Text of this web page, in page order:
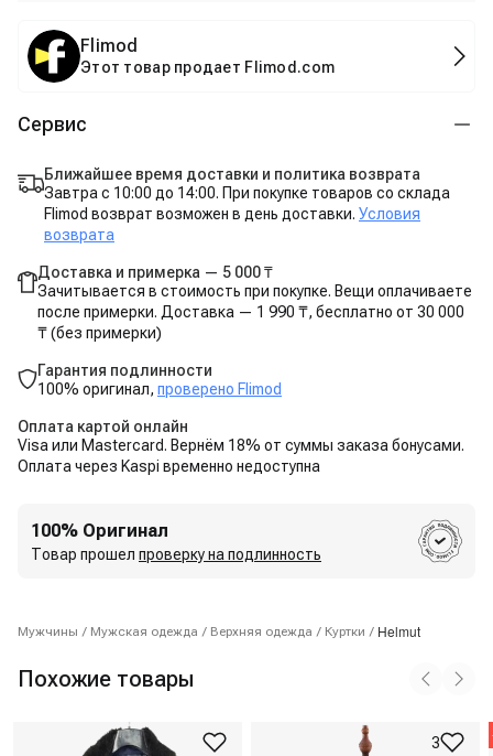
Flimod
Этот товар продает Flimod.com
Сервис
Ближайшее время доставки и политика возврата
Завтра с 10:00 до 14:00. При покупке товаров со склада
Flimod возврат возможен в день доставки. Условия
возврата
Доставка и примерка — 5 000 ₸
Зачитывается в стоимость при покупке. Вещи оплачиваете
после примерки. Доставка — 1 990 ₸, бесплатно от 30 000
₸ (без примерки)
Гарантия подлинности
100% оригинал, проверено Flimod
Оплата картой онлайн
Visa или Mastercard. Вернём 18% от суммы заказа бонусами.
Оплата через Kaspi временно недоступна
100% Оригинал
Товар прошел проверку на подлинность
Мужчины / Мужская одежда / Верхняя одежда / Куртки / Helmut
Похожие товары
3